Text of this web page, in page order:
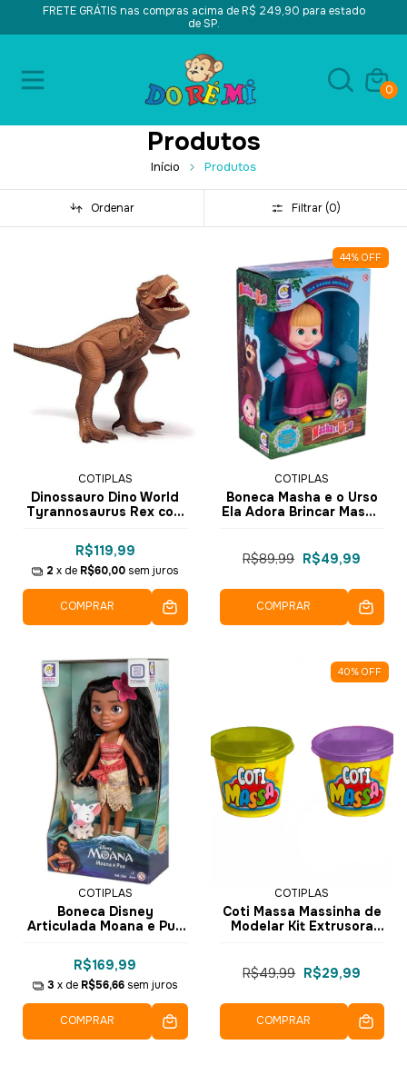
FRETE GRÁTIS nas compras acima de R$ 249,90 para estado
de SP.
0
Produtos
Início Produtos
Ordenar Filtrar (0)
COTIPLAS
Dinossauro Dino World
Tyrannosaurus Rex com
R$119,99
2 x de R$60,00 sem juros
COMPRAR
44% OFF
COTIPLAS
Boneca Masha e o Urso
Ela Adora Brincar Masha
R$89,99 R$49,99
COMPRAR
COTIPLAS
Boneca Disney
Articulada Moana e Pu
R$169,99
3 x de R$56,66 sem juros
COMPRAR
40% OFF
COTIPLAS
Coti Massa Massinha de
Modelar Kit Extrusora
R$49,99 R$29,99
COMPRAR